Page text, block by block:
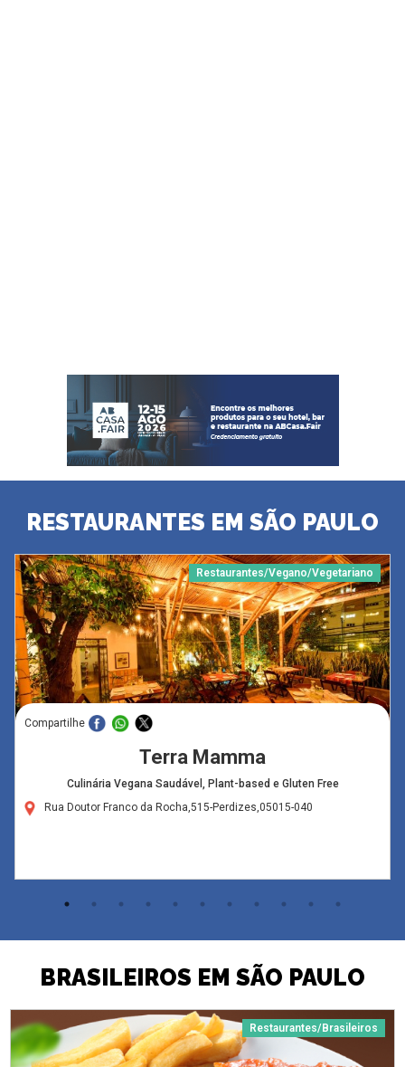
RESTAURANTES EM SÃO PAULO
Restaurantes/Vegano/Vegetariano
Compartilhe
Terra Mamma
Culinária Vegana Saudável, Plant-based e Gluten Free
Rua Doutor Franco da Rocha,515-Perdizes,05015-040
BRASILEIROS EM SÃO PAULO
Restaurantes/Brasileiros